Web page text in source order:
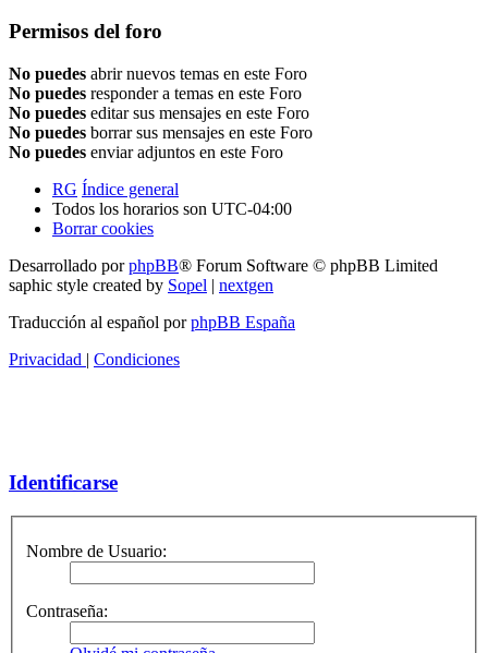
Permisos del foro
No puedes abrir nuevos temas en este Foro
No puedes responder a temas en este Foro
No puedes editar sus mensajes en este Foro
No puedes borrar sus mensajes en este Foro
No puedes enviar adjuntos en este Foro
RG Índice general
Todos los horarios son UTC-04:00
Borrar cookies
Desarrollado porphpBB® Forum Software © phpBB Limited
saphic style created by Sopel | nextgen
Traducción al español porphpBB España
Privacidad | Condiciones
Identificarse
Nombre de Usuario:
Contraseña: